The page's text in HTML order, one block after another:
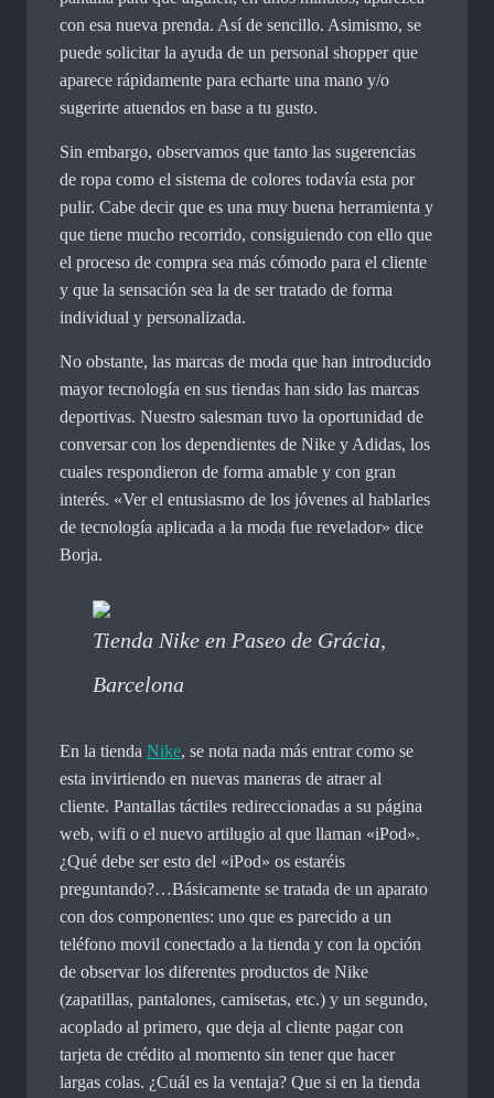
con esa nueva prenda. Así de sencillo. Asimismo, se
puede solicitar la ayuda de un personal shopper que
aparece rápidamente para echarte una mano y/o
sugerirte atuendos en base a tu gusto.
Sin embargo, observamos que tanto las sugerencias
de ropa como el sistema de colores todavía esta por
pulir. Cabe decir que es una muy buena herramienta y
que tiene mucho recorrido, consiguiendo con ello que
el proceso de compra sea más cómodo para el cliente
y que la sensación sea la de ser tratado de forma
individual y personalizada.
No obstante, las marcas de moda que han introducido
mayor tecnología en sus tiendas han sido las marcas
deportivas. Nuestro salesman tuvo la oportunidad de
conversar con los dependientes de Nike y Adidas, los
cuales respondieron de forma amable y con gran
interés. «Ver el entusiasmo de los jóvenes al hablarles
de tecnología aplicada a la moda fue revelador» dice
Borja.
Tienda Nike en Paseo de Grácia,
Barcelona
En la tienda Nike, se nota nada más entrar como se
esta invirtiendo en nuevas maneras de atraer al
cliente. Pantallas táctiles redireccionadas a su página
web, wifi o el nuevo artilugio al que llaman «iPod».
¿Qué debe ser esto del «iPod» os estaréis
preguntando?…Básicamente se tratada de un aparato
con dos componentes: uno que es parecido a un
teléfono movil conectado a la tienda y con la opción
de observar los diferentes productos de Nike
(zapatillas, pantalones, camisetas, etc.) y un segundo,
acoplado al primero, que deja al cliente pagar con
tarjeta de crédito al momento sin tener que hacer
largas colas. ¿Cuál es la ventaja? Que si en la tienda